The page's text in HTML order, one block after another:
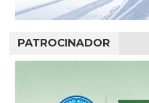
PATROCINADOR